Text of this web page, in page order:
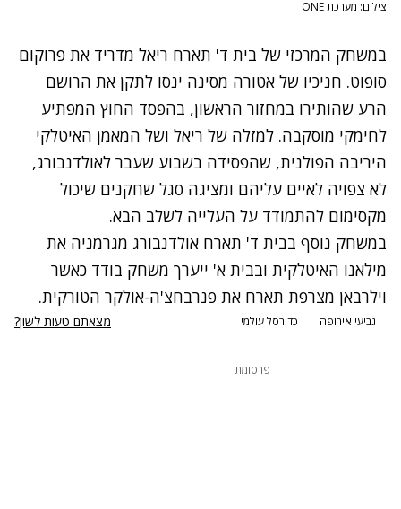
צילום: מערכת ONE
במשחק המרכזי של בית ד' תארח ריאל מדריד את פרוקום
סופוט. חניכיו של אטורה מסינה ינסו לתקן את הרושם
הרע שהותירו במחזור הראשון, בהפסד החוץ המפתיע
לחימקי מוסקבה. למזלה של ריאל ושל המאמן האיטלקי
היריבה הפולנית, שהפסידה בשבוע שעבר לאולדנבורג,
לא צפויה לאיים עליהם ומציגה סגל שחקנים שיכול
מקסימום להתמודד על העלייה לשלב הבא.
במשחק נוסף בבית ד' תארח אולדנבורג מגרמניה את
מילאנו האיטלקית ובבית א' ייערך משחק בודד כאשר
וילרבאן מצרפת תארח את פנרבחצ'ה-אולקר הטורקית.
גביעי אירופה כדורסל עולמי מצאתם טעות לשון?
פרסומת